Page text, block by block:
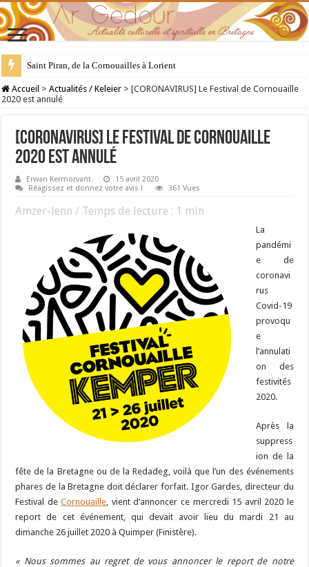
Saint Piran, de la Cornouailles à Lorient
28 juillet : Saint Samson de Dol, père de la Bretagne chrétienne
Accueil > Actualités / Keleier > [CORONAVIRUS] Le Festival de Cornouaille
2020 est annulé
[CORONAVIRUS] Le Festival de Cornouaille
2020 est annulé
Erwan Kermorvant
15 avril 2020
Réagissez et donnez votre avis !
361 Vues
Amzer-lenn / Temps de lecture : 1 min
La
pandémi
e de
coronavi
rus
Covid-19
provoqu
e
l’annulati
on des
festivités
2020.
Après la
suppress
ion de la
fête de la Bretagne ou de la Redadeg, voilà que l’un des événements
phares de la Bretagne doit déclarer forfait. Igor Gardes, directeur du
Festival deCornouaille , vient d’annoncer ce mercredi 15 avril 2020 le
report de cet événement, qui devait avoir lieu du mardi 21 au
dimanche 26 juillet 2020 à Quimper (Finistère).
« Nous sommes au regret de vous annoncer le report de notre